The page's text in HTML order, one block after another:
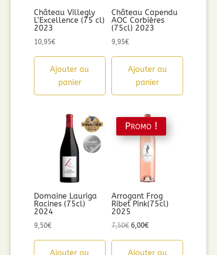
Château Villegly
L’Excellence (75 cl)
2023
10,95€
Ajouter au
panier
Château Capendu
AOC Corbières
(75cl) 2023
9,95€
Ajouter au
panier
Domaine Lauriga
Racines (75cl)
2024
9,50€
Ajouter au
Promo !
Arrogant Frog
Ribet Pink(75cl)
2025
7,50€ Le
initial
6,00€Le
actuel
Ajouter au